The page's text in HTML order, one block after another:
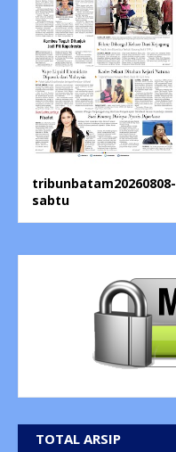
tribunbatam20260808-
sabtu
TOTAL ARSIP